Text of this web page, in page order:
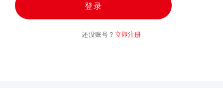
登录
还没账号？ 立即注册